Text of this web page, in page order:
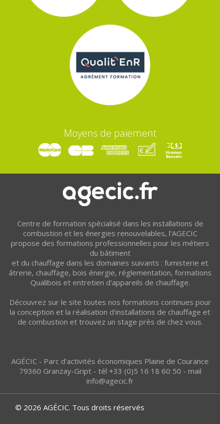
Moyens de paiement
Centre de formation spécialisé dans les installations de
combustion et les énergies renouvelables, l'AGECIC
propose des formations professionnelles pour les métiers
du bâtiment
et du chauffage dans les domaines suivants : fumisterie et
âtrerie, chauffage, bois énergie, réglementation, formations
Qualibois et entretien d'appareils de chauffage.
Découvrez sur le site toutes nos formations continues pour
la conception et la réalisation d'installations de chauffage et
de combustion et trouvez un stage près de chez vous.
AGÉCIC - Parc d'activités économiques Plaine de Courance
79360 Granzay-Gript - tél +33 (0)5 16 18 60 50 - mail
info@agecic.fr
© 2026 AGÉCIC. Tous droits réservés